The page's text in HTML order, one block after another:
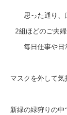
思った通り、
2組ほどのご夫
毎日仕事や日
マスクを外して
新緑の緑狩りの